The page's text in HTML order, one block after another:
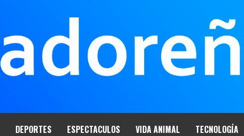
DEPORTES ESPECTACULOS VIDA ANIMAL TECNOLOGÍA